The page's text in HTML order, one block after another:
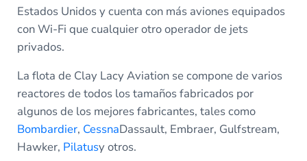
Estados Unidos y cuenta con más aviones equipados
con Wi-Fi que cualquier otro operador de jets
privados.
La flota de Clay Lacy Aviation se compone de varios
reactores de todos los tamaños fabricados por
algunos de los mejores fabricantes, tales como
Bombardier, CessnaDassault, Embraer, Gulfstream,
Hawker, Pilatusy otros.